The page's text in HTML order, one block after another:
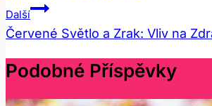
Další
Červené Světlo a Zrak: Vliv na
Podobné Příspěvky